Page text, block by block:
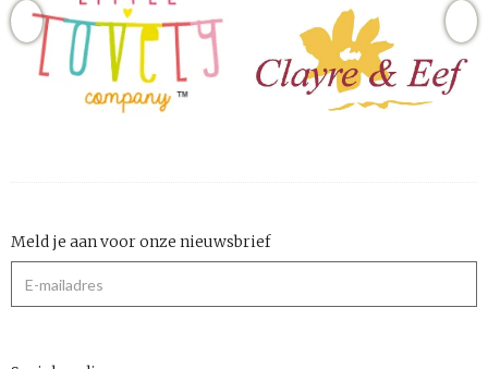
Meld je aan voor onze nieuwsbrief